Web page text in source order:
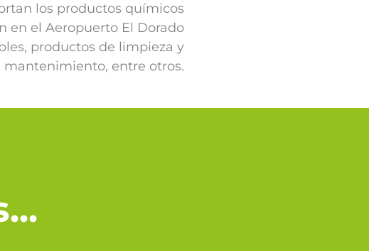
los productos químicos
en el Aeropuerto El Dorado
productos de limpieza y
mantenimiento, entre otros.